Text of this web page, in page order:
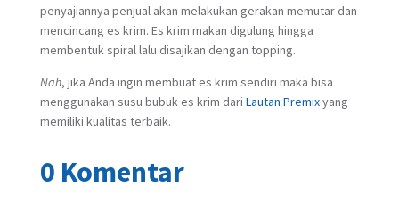
penyajiannya penjual akan melakukan gerakan memutar dan
mencincang es krim. Es krim makan digulung hingga
membentuk spiral lalu disajikan dengan topping.
Nah, jika Anda ingin membuat es krim sendiri maka bisa
menggunakan susu bubuk es krim dari Lautan Premixyang
memiliki kualitas terbaik.
0 Komentar